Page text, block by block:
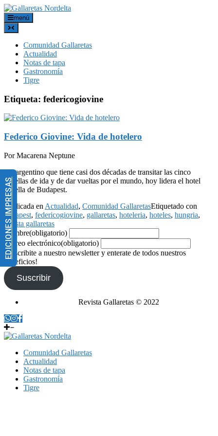
menú
Comunidad Gallaretas
Actualidad
Notas de tapa
Gastronomía
Tigre
Etiqueta: federicogiovine
Federico Giovine: Vida de hotelero
Por Macarena Neptune
Un argentino que tiene casi dos décadas de transitar las cinco
estrellas de ida y de dar vueltas por el mundo, hoy lidera el hotel
estrella de Budapest.
Publicada en Actualidad, Comunidad GallaretasEtiquetado con
budapest, federicogiovine, gallaretas, hoteleria, hoteles, hungria,
revista gallaretas
Nombre(obligatorio)
Correo electrónico(obligatorio)
¡Suscribite a nuestro newsletter y enterate de todos nuestros
beneficios!
Suscribir
Revista Gallaretas © 2022
EDICIONES IMPRESAS
Comunidad Gallaretas
Actualidad
Notas de tapa
Gastronomía
Tigre